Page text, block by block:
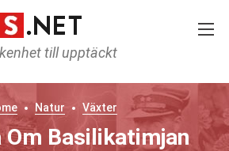
till upptäckt
Natur Växter
Om Basilikatimjan